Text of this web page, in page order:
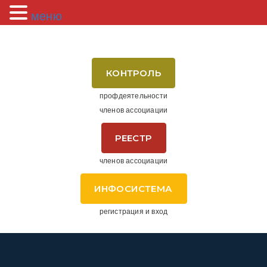
КОНТРОЛЬ
профдеятельности
членов ассоциации
РЕЕСТР
членов ассоциации
ИНФОСИСТЕМА
регистрация и вход
меню